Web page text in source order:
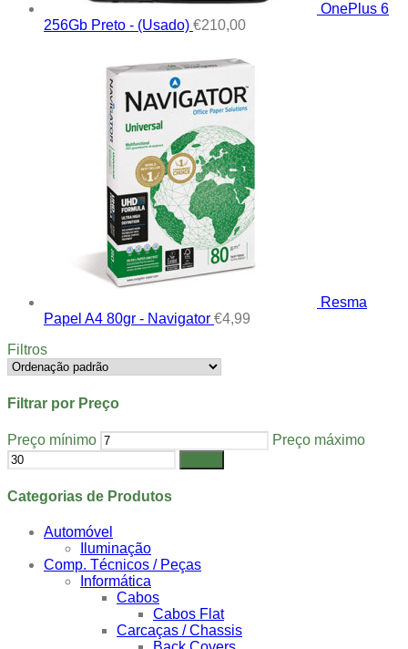
OnePlus 6
256Gb Preto - (Usado) €210,00
Resma
Papel A4 80gr - Navigator €4,99
Filtros
Filtrar por Preço
Preço mínimo Preço máximo
Categorias de Produtos
Automóvel
Iluminação
Comp. Técnicos / Peças
Informática
Cabos
Cabos Flat
Carcaças / Chassis